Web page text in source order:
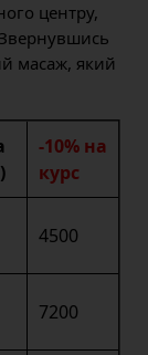
центру,
Звернувшись
масаж, який
-10% на
курс
4500
7200